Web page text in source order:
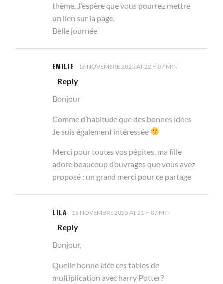
thème. J’espère que vous pourrez mettre
un lien sur la page.
Belle journée
EMILIE 16 NOVEMBRE 2025 AT 22 H 07 MIN
Reply
Bonjour
Comme d’habitude que des bonnes idées
Je suis également intéressée
Merci pour toutes vos pépites, ma fille
adore beaucoup d’ouvrages que vous avez
proposé : un grand merci pour ce partage
LILA 16 NOVEMBRE 2025 AT 21 H 07 MIN
Reply
Bonjour,
Quelle bonne idée ces tables de
multiplication avec harry Potter?